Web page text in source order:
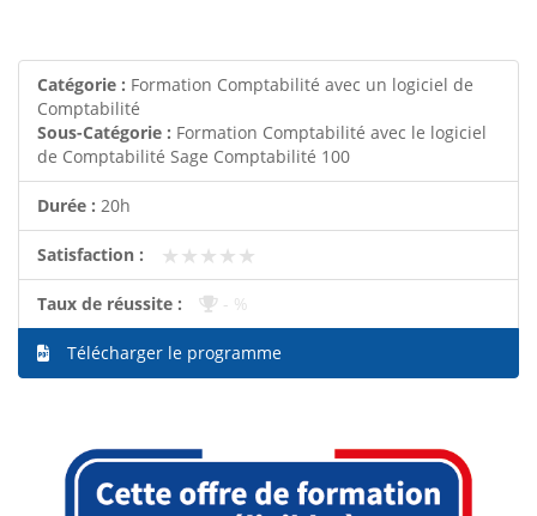
Catégorie : Formation Comptabilité avec un logiciel de
Comptabilité
Sous-Catégorie : Formation Comptabilité avec le logiciel
de Comptabilité Sage Comptabilité 100
Durée : 20h
Satisfaction : ★★★★★
★★★★★
Taux de réussite : - %
Télécharger le programme